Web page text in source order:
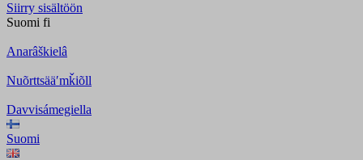
Siirry sisältöön
Suomi fi
Anarâškielâ
Nuõrttsääʹmǩiõll
Davvisámegiella
Suomi